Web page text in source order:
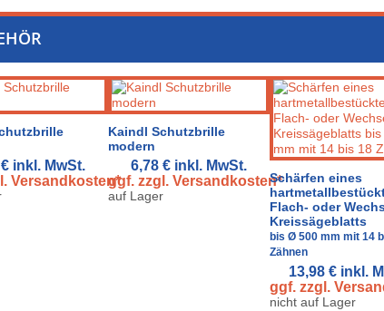
inkl. MwSt.
Versandkosten*
Kaindl Schutzbrille
modern
6,78 € inkl. MwSt.
ggf. zzgl. Versandkosten*
auf Lager
Schärfen eines
Flach- oder
Kreissägeblatts
bis Ø 500 mm mit 14
Zähnen
13,98 € inkl.
ggf. zzgl.
nicht auf Lager